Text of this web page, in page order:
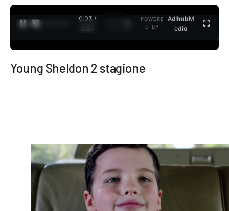
0:04 /
3:37
POWERE
D BY
AdhubM
edia
Young Sheldon 2 stagione